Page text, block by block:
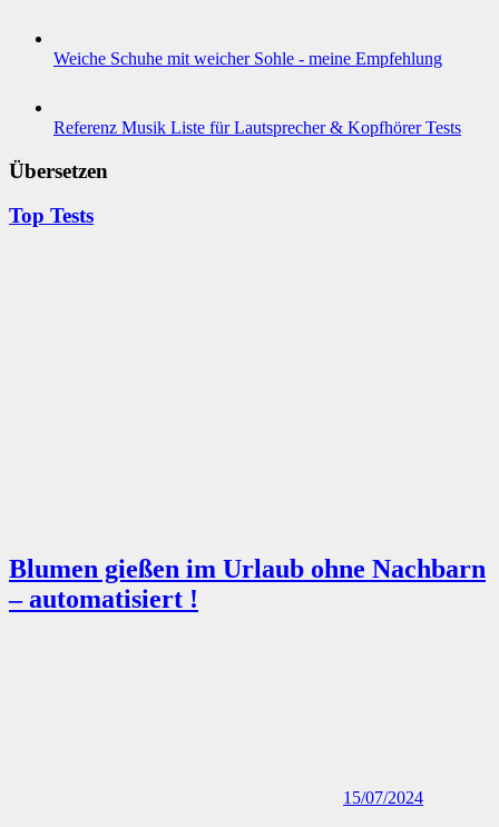
Weiche Schuhe mit weicher Sohle - meine Empfehlung
Referenz Musik Liste für Lautsprecher & Kopfhörer Tests
Übersetzen
Top Tests
Blumen gießen im Urlaub ohne Nachbarn
– automatisiert !
15/07/2024